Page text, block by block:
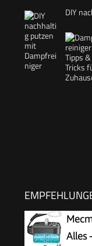
DIY
Alles